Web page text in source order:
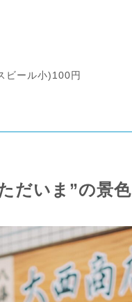
ビール小)100円
だいま”の景色